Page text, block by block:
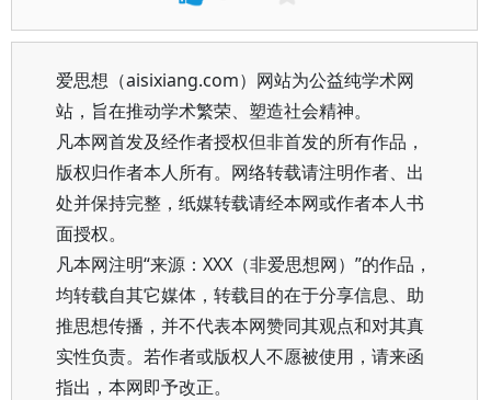
爱思想（aisixiang.com）网站为公益纯学术网
站，旨在推动学术繁荣、塑造社会精神。
凡本网首发及经作者授权但非首发的所有作品，
版权归作者本人所有。网络转载请注明作者、出
处并保持完整，纸媒转载请经本网或作者本人书
面授权。
凡本网注明“来源：XXX（非爱思想网）”的作品，
均转载自其它媒体，转载目的在于分享信息、助
推思想传播，并不代表本网赞同其观点和对其真
实性负责。若作者或版权人不愿被使用，请来函
指出，本网即予改正。